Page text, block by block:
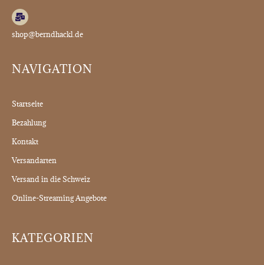
shop@berndhackl.de
NAVIGATION
Startseite
Bezahlung
Kontakt
Versandarten
Versand in die Schweiz
Online-Streaming Angebote
KATEGORIEN